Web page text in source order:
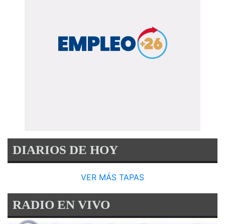
DIARIOS DE HOY
VER MÁS TAPAS
RADIO EN VIVO